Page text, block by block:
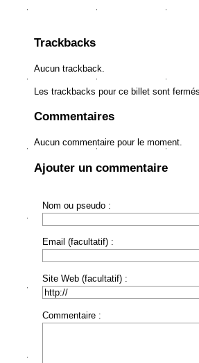
Trackbacks
Aucun trackback.
Les trackbacks pour ce billet sont
Commentaires
Aucun commentaire pour le moment.
Ajouter un commentaire
Nom ou pseudo :
Email (facultatif) :
Site Web (facultatif) :
Commentaire :